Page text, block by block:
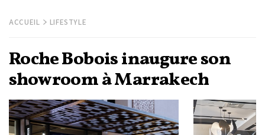
ACCUEIL LIFESTYLE
Roche Bobois inaugure son
showroom à Marrakech